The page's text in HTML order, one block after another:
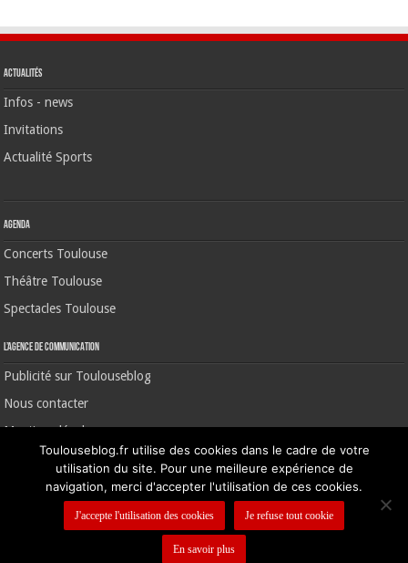
Actualités
Infos - news
Invitations
Actualité Sports
Agenda
Concerts Toulouse
Théâtre Toulouse
Spectacles Toulouse
L’agence de communication
Publicité sur Toulouseblog
Nous contacter
Mentions légales
©2006-2026 Toulouse Blog | CNIL N° 1391640
Nous contacter Mentions légales
Toulouseblog.fr utilise des cookies dans le cadre de votre
utilisation du site. Pour une meilleure expérience de
navigation, merci d'accepter l'utilisation de ces cookies.
J'accepte l'utilisation des cookies Je refuse tout cookie
En savoir plus